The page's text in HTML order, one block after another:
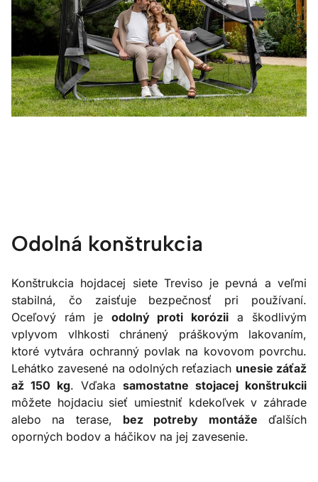
Odolná konštrukcia
Konštrukcia hojdacej siete Treviso je pevná a veľmi
stabilná, čo zaisťuje bezpečnosť pri používaní.
Oceľový rám je odolný proti korózii a škodlivým
vplyvom vlhkosti chránený práškovým lakovaním,
ktoré vytvára ochranný povlak na kovovom povrchu.
Lehátko zavesené na odolných reťaziach unesie záťaž
až 150 kg. Vďaka samostatne stojacej konštrukcii
môžete hojdaciu sieť umiestniť kdekoľvek v záhrade
alebo na terase, bez potreby montáže ďalších
oporných bodov a háčikov na jej zavesenie.